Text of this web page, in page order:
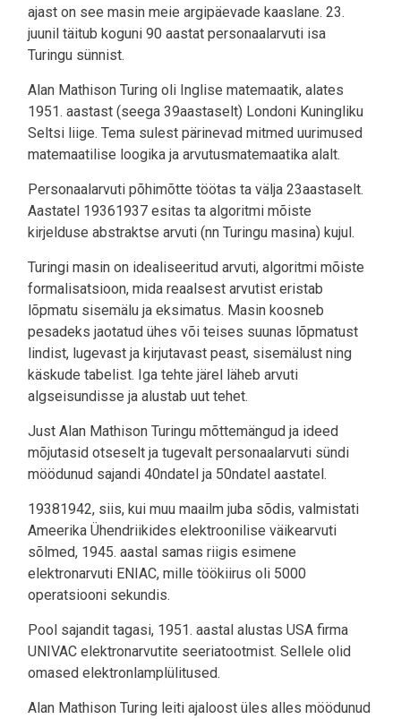
ajast on see masin meie argipäevade kaaslane. 23.
juunil täitub koguni 90 aastat personaalarvuti isa
Turingu sünnist.
Alan Mathison Turing oli Inglise matemaatik, alates
1951. aastast (seega 39aastaselt) Londoni Kuningliku
Seltsi liige. Tema sulest pärinevad mitmed uurimused
matemaatilise loogika ja arvutusmatemaatika alalt.
Personaalarvuti põhimõtte töötas ta välja 23aastaselt.
Aastatel 19361937 esitas ta algoritmi mõiste
kirjelduse abstraktse arvuti (nn Turingu masina) kujul.
Turingi masin on idealiseeritud arvuti, algoritmi mõiste
formalisatsioon, mida reaalsest arvutist eristab
lõpmatu sisemälu ja eksimatus. Masin koosneb
pesadeks jaotatud ühes või teises suunas lõpmatust
lindist, lugevast ja kirjutavast peast, sisemälust ning
käskude tabelist. Iga tehte järel läheb arvuti
algseisundisse ja alustab uut tehet.
Just Alan Mathison Turingu mõttemängud ja ideed
mõjutasid otseselt ja tugevalt personaalarvuti sündi
möödunud sajandi 40ndatel ja 50ndatel aastatel.
19381942, siis, kui muu maailm juba sõdis, valmistati
Ameerika Ühendriikides elektroonilise väikearvuti
sõlmed, 1945. aastal samas riigis esimene
elektronarvuti ENIAC, mille töökiirus oli 5000
operatsiooni sekundis.
Pool sajandit tagasi, 1951. aastal alustas USA firma
UNIVAC elektronarvutite seeriatootmist. Sellele olid
omased elektronlamplülitused.
Alan Mathison Turing leiti ajaloost üles alles möödunud